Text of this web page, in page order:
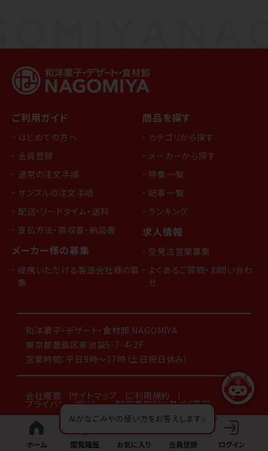
ご利用ガイド
はじめての方へ
会員登録
通常の注文手順
サンプルの注文手順
配送・リードタイム・送料
支払方法・領収書・納品書
メーカー様の募集
提携いただける製造会社様の募
集
商品を探す
カテゴリから探す
メーカーから探す
特集一覧
記事一覧
ランキング
求人情報
受発注営業募集
よくあるご質問・お問い合わ
せ
和洋菓子・デザート・食材卸 NAGOMIYA
東京都豊島区東池袋5-7-4-2F
営業時間：平日9時～17時（土日祝日休み）
会社概要 サイトマップ ご利用規約
プライバシーポリシー 特定商取引に基づく表記
© 2019 株式会社 ナゴミヤ
ホーム 閲覧履歴 お気に入り 会員登録 ログイン
AIがなごみやの使い方をお答えします